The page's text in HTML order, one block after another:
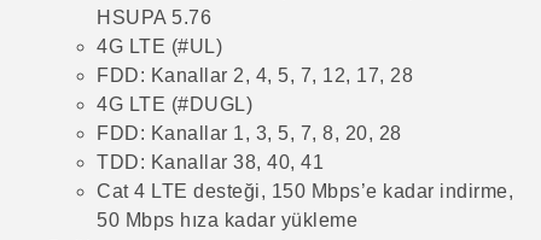
HSUPA 5.76
4G LTE (#UL)
FDD: Kanallar 2, 4, 5, 7, 12, 17, 28
4G LTE (#DUGL)
FDD: Kanallar 1, 3, 5, 7, 8, 20, 28
TDD: Kanallar 38, 40, 41
Cat 4 LTE desteği, 150 Mbps’e kadar indirme,
50 Mbps hıza kadar yükleme